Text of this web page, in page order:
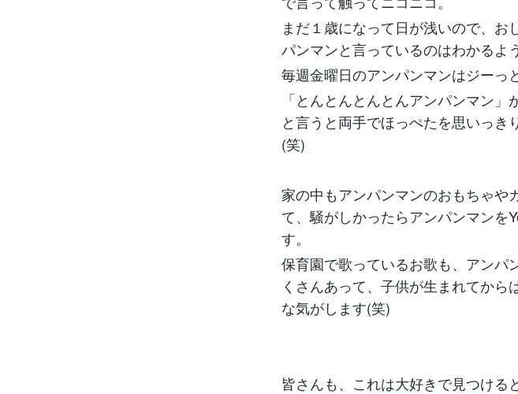
まだ１歳になって日が浅いので、
パンマンと言っているのはわかるよ
毎週金曜日のアンパンマンはジーっ
「とんとんとんとんアンパンマン
と言うと両手でほっぺたを思いっ
(笑)
家の中もアンパンマンのおもちゃや
て、騒がしかったらアンパンマンを
す。
保育園で歌っているお歌も、アンパ
くさんあって、子供が生まれてから
な気がします(笑)
皆さんも、これは大好きで見つける